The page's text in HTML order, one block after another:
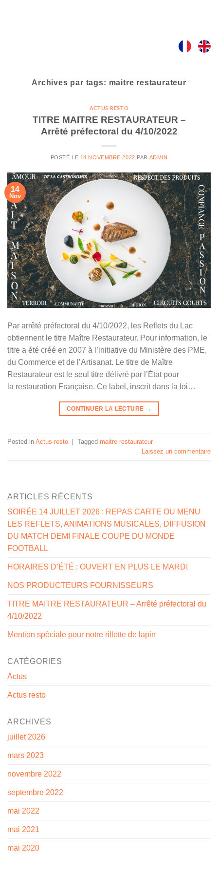
Archives par tags: maitre restaurateur
ACTUS RESTO
TITRE MAITRE RESTAURATEUR –
Arrêté préfectoral du 4/10/2022
POSTÉ LE 14 NOVEMBRE 2022 PAR ADMIN
14
Nov
Par arrêté préfectoral du 4/10/2022, les Reflets du Lac
obtiennent le titre Maître Restaurateur. Pour information, le
titre a été créé en 2007 à l’initiative du Ministère des PME,
du Commerce et de l’Artisanat. Le titre de Maître
Restaurateur est le seul titre délivré par l’État pour
la restauration Française. Ce label, inscrit dans la loi…
CONTINUER LA LECTURE →
Posted in Actus resto Tagged maitre restaurateur
Laissez un commentaire
ARTICLES RÉCENTS
SOIRÉE 14 JUILLET 2026 : REPAS CARTE OU MENU
LES REFLETS, ANIMATIONS MUSICALES, DIFFUSION
DU MATCH DEMI FINALE COUPE DU MONDE
FOOTBALL
HORAIRES D’ÉTÉ : OUVERT EN PLUS LE MARDI
NOS PRODUCTEURS FOURNISSEURS
TITRE MAITRE RESTAURATEUR – Arrêté préfectoral du
4/10/2022
Mention spéciale pour notre rillette de lapin
CATÉGORIES
Actus
Actus resto
ARCHIVES
juillet 2026
mars 2023
novembre 2022
septembre 2022
mai 2022
mai 2021
mai 2020